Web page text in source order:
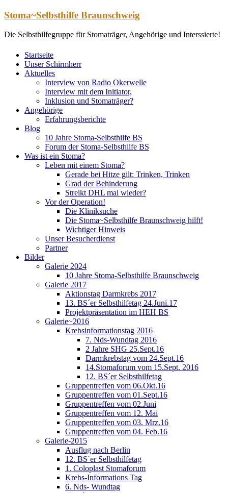
Zum
springen
Stoma~Selbsthilfe Braunschweig
Die Selbsthilfegruppe für Stomaträger, Angehörige und Interssierte!
Startseite
Unser Schirmherr
Aktuelles
Interview von Radio Okerwelle
Interview mit dem Initiator,
Inklusion und Stomaträger?
Angehörige
Erfahrungsberichte
Blog
10 Jahre Stoma-Selbsthilfe BS
Forum der Stoma-Selbsthilfe BS
Was ist ein Stoma?
Leben mit einem Stoma?
Gerade bei Hitze gilt: Trinken, Trinken
Grad der Behinderung
Streikt DHL mal wieder?
Vor der Operation!
Die Kliniksuche
Die Stoma~Selbsthilfe Braunschweig hilft!
Wichtiger Hinweis
Unser Besucherdienst
Partner
Bilder
Galerie 2024
10 Jahre Stoma-Selbsthilfe Braunschweig
Galerie 2017
Aktionstag Darmkrebs 2017
13. BS´er Selbsthilfetag 24.Juni.17
Projektpräsentation im HEH BS
Galerie~2016
Krebsinformationstag 2016
7. Nds-Wundtag 2016
2 Jahre SHG 25.Sept.16
Darmkrebstag vom 24.Sept.16
14.Stomaforum vom 15.Sept. 2016
12. BS´er Selbsthilfetag
Gruppentreffen vom 06.Okt.16
Gruppentreffen vom 01.Sept.16
Gruppentreffen vom 02.Juni
Gruppentreffen vom 12. Mai
Gruppentreffen vom 03. Mrz.16
Gruppentreffen vom 04. Feb.16
Galerie-2015
Ausflug nach Berlin
12. BS´er Selbsthilfetag
1. Coloplast Stomaforum
Krebs-Informations Tag
6. Nds- Wundtag